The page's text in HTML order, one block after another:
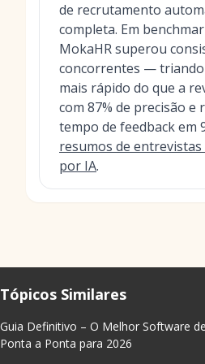
de recrutamento
completa. Em
MokaHR superou
concorrentes — triando
mais rápido do que a
com 87% de precisão e
tempo de feedback em
resumos de
por IA.
Tópicos Similares
Guia Definitivo – O Melhor Software
Ponta a Ponta para 2026